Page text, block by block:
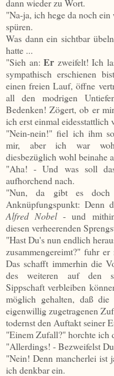
dann wieder zu Wort.
"Na-ja, ich hege da noch
spüren.
Was dann ein sichtbar
hatte ...
"Sieh an:Er zweifelt! Ich
sympathisch erschienen
einen freien Lauf, öffne
all den modrigen
Bedenken! Zögert, ob er
ich erst einmal eidesstattlich
"Nein-nein!" fiel ich ihm
mir, aber ich war wohl
diesbezüglich wohl beinahe
"Aha! - Und was soll
aufhorchend nach.
"Nun, da gibt es doch
Anknüpfungspunkt: Denn
Alfred Nobel- und mithin,
diesen verheerenden
"Hast Du's nun endlich
zusammengereimt?" fuhr
Das schafft immerhin die
des weiteren auf den
Sippschaft verbleiben
möglich gehalten, daß
eigenwillig zugetragenen
todernst den Auftakt seiner
"Einem Zufall?" horchte ich
"Allerdings! - Bezweifelst
"Nein! Denn mancherlei ist
ich denkbar ein.